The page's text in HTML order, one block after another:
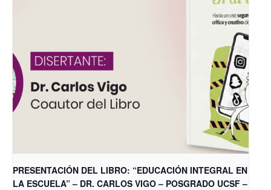
PRESENTACIÓN DEL LIBRO: “EDUCACIÓN INTEGRAL EN
LA ESCUELA” – DR. CARLOS VIGO – POSGRADO UCSF –